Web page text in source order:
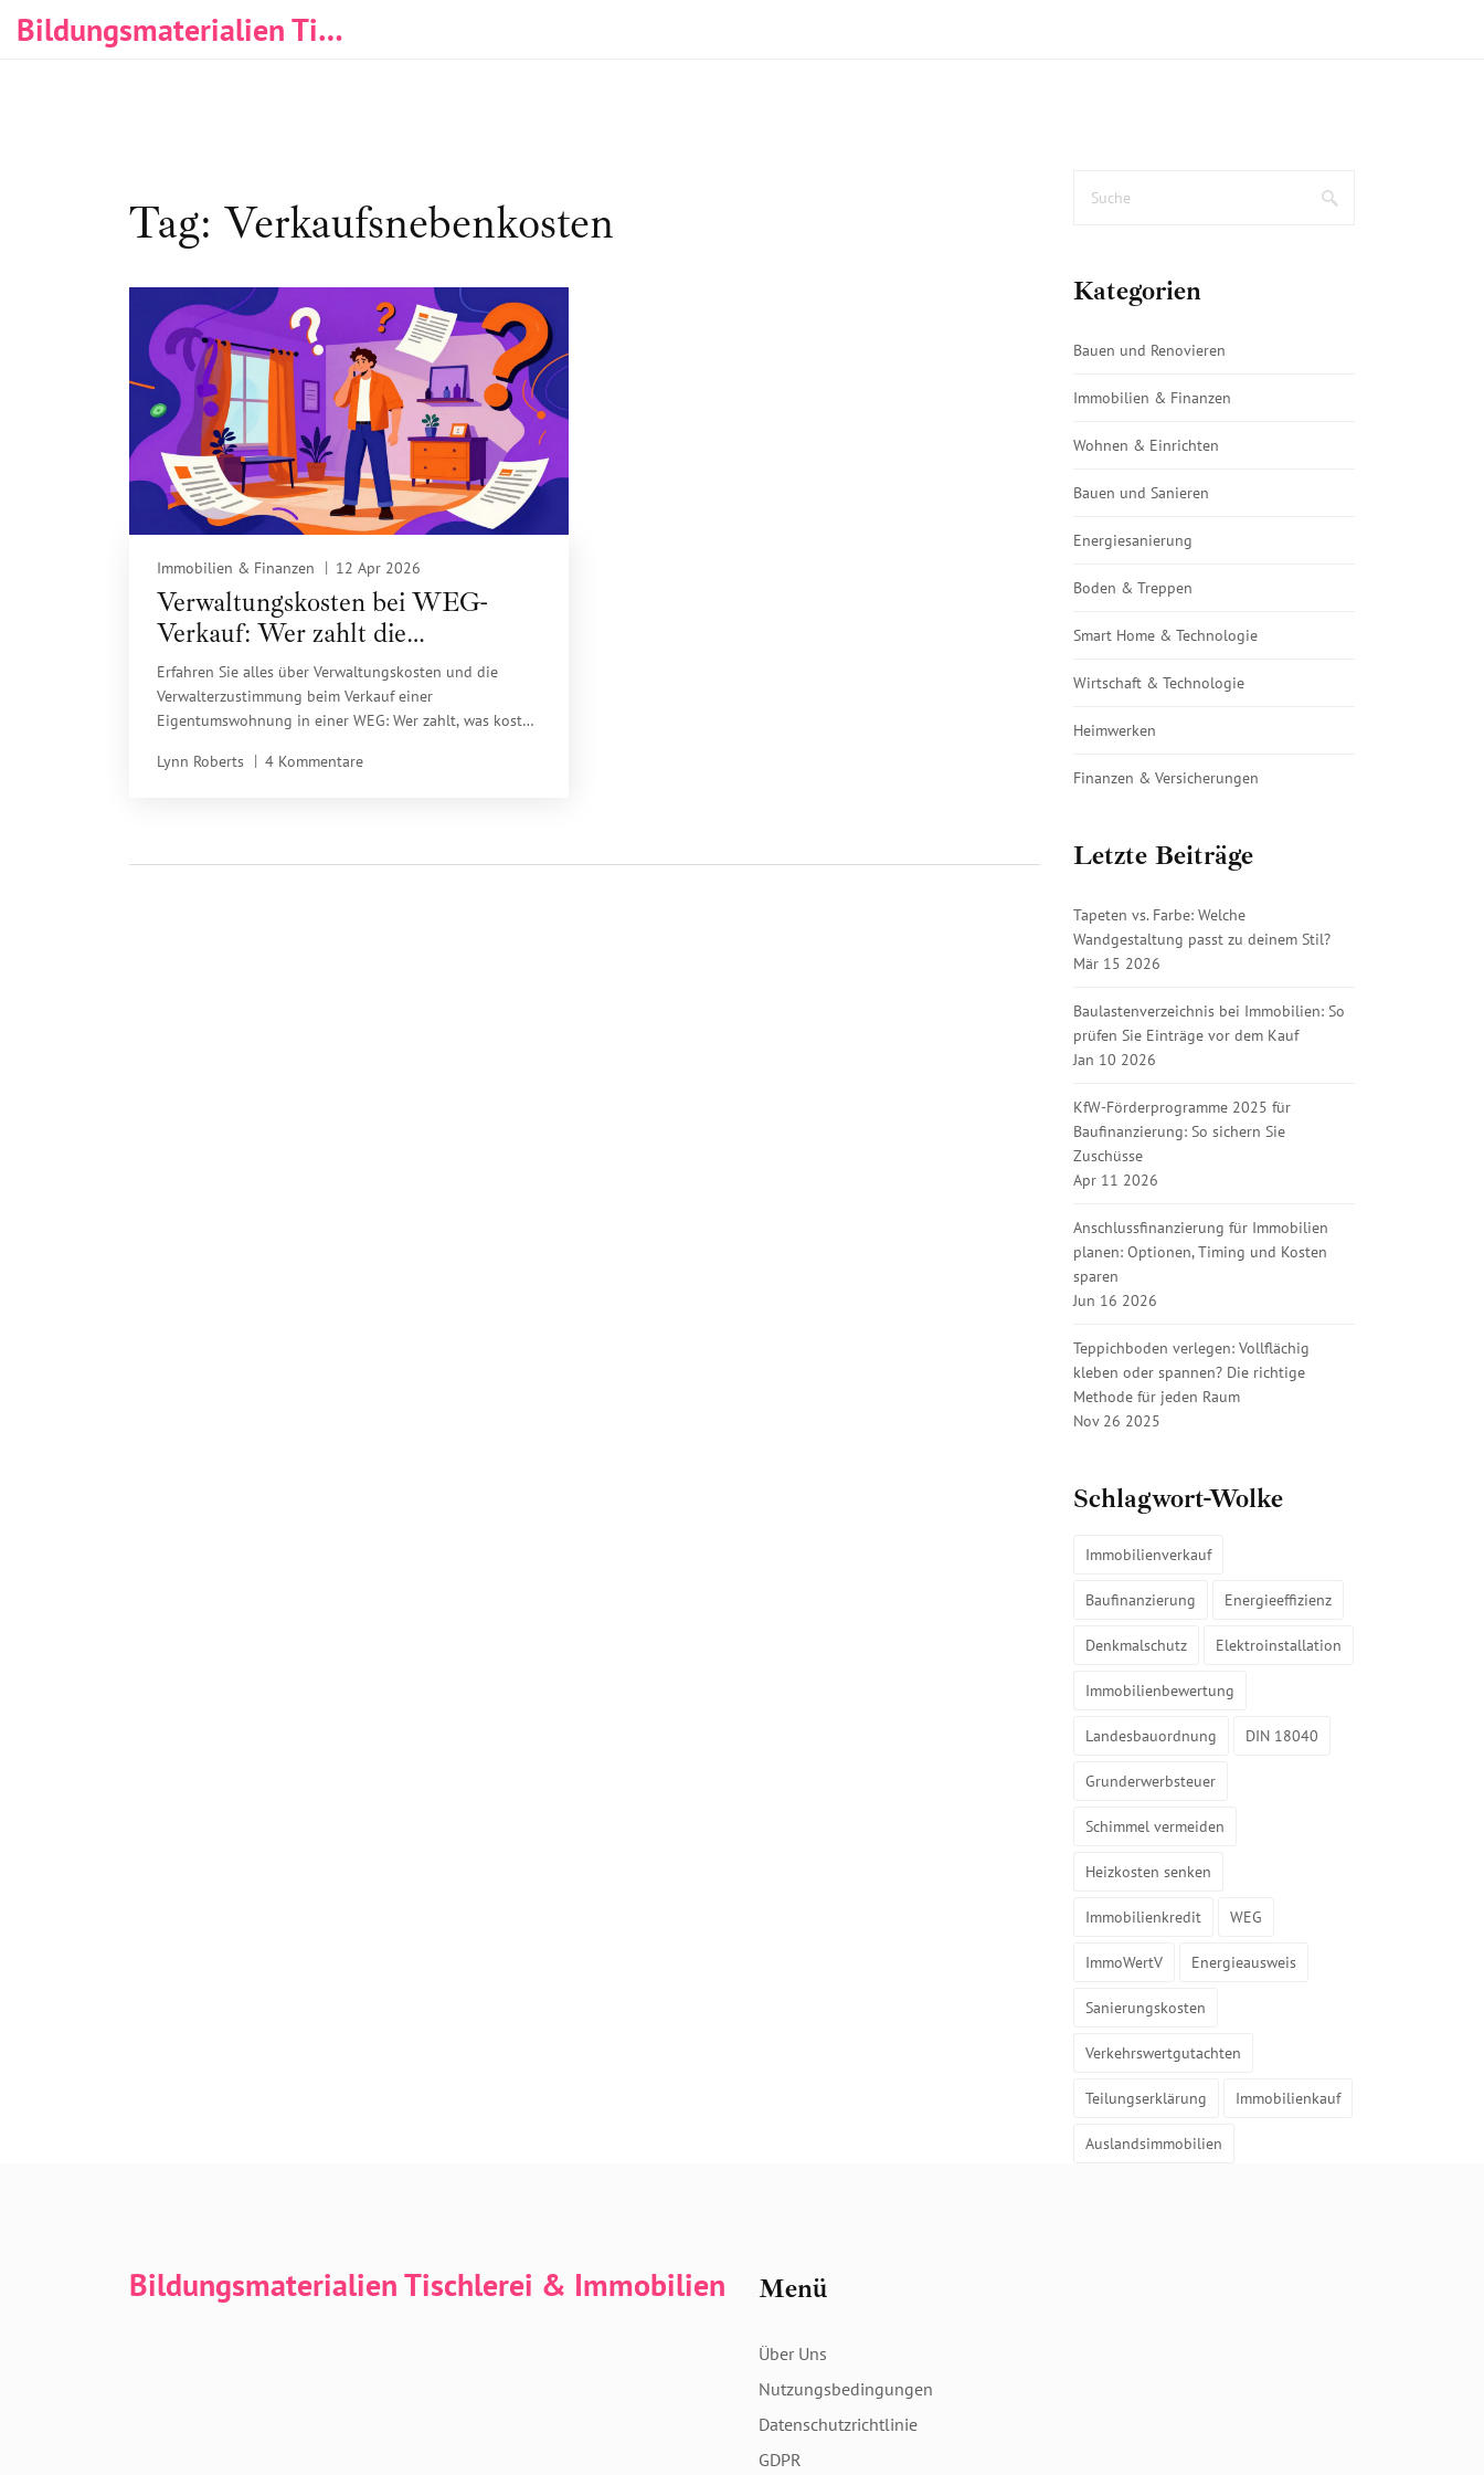
Bildungsmaterialien Tischlerei & Immobilien
Tag: Verkaufsnebenkosten
Immobilien & Finanzen 12 Apr 2026
Verwaltungskosten bei WEG-
Verkauf: Wer zahlt die
Verwalterzustimmung?
Erfahren Sie alles über Verwaltungskosten und die
Verwalterzustimmung beim Verkauf einer
Eigentumswohnung in einer WEG: Wer zahlt, was kostet
Lynn Roberts
4 Kommentare
Kategorien
Bauen und Renovieren
Immobilien & Finanzen
Wohnen & Einrichten
Bauen und Sanieren
Energiesanierung
Boden & Treppen
Smart Home & Technologie
Wirtschaft & Technologie
Heimwerken
Finanzen & Versicherungen
Letzte Beiträge
Tapeten vs. Farbe: Welche
Wandgestaltung passt zu deinem Stil?
Mär 15 2026
Baulastenverzeichnis bei Immobilien: So
prüfen Sie Einträge vor dem Kauf
Jan 10 2026
KfW-Förderprogramme 2025 für
Baufinanzierung: So sichern Sie
Zuschüsse
Apr 11 2026
Anschlussfinanzierung für Immobilien
planen: Optionen, Timing und Kosten
sparen
Jun 16 2026
Teppichboden verlegen: Vollflächig
kleben oder spannen? Die richtige
Methode für jeden Raum
Nov 26 2025
Schlagwort-Wolke
Immobilienverkauf
Baufinanzierung Energieeffizienz
Denkmalschutz Elektroinstallation
Immobilienbewertung
Landesbauordnung DIN 18040
Grunderwerbsteuer
Schimmel vermeiden
Heizkosten senken
Immobilienkredit WEG
ImmoWertV Energieausweis
Sanierungskosten
Verkehrswertgutachten
Teilungserklärung Immobilienkauf
Auslandsimmobilien
Bildungsmaterialien Tischlerei & Immobilien Menü
Über Uns
Nutzungsbedingungen
Datenschutzrichtlinie
GDPR